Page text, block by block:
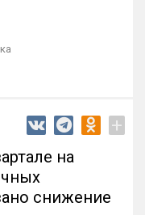
+
на
снижение